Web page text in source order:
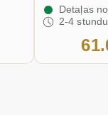
Detaļas
2-4